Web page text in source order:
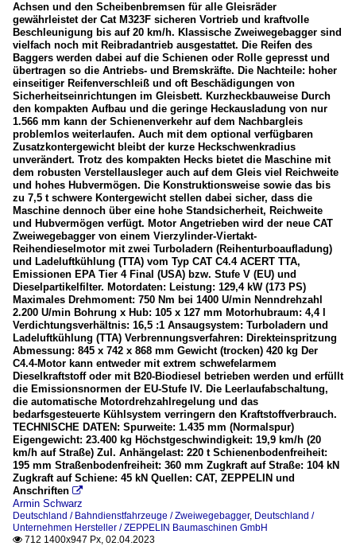
Achsen und den Scheibenbremsen für alle Gleisräder
gewährleistet der Cat M323F sicheren Vortrieb und kraftvolle
Beschleunigung bis auf 20 km/h. Klassische Zweiwegebagger sind
vielfach noch mit Reibradantrieb ausgestattet. Die Reifen des
Baggers werden dabei auf die Schienen oder Rolle gepresst und
übertragen so die Antriebs- und Bremskräfte. Die Nachteile: hoher
einseitiger Reifenverschleiß und oft Beschädigungen von
Sicherheitseinrichtungen im Gleisbett. Kurzheckbauweise Durch
den kompakten Aufbau und die geringe Heckausladung von nur
1.566 mm kann der Schienenverkehr auf dem Nachbargleis
problemlos weiterlaufen. Auch mit dem optional verfügbaren
Zusatzkontergewicht bleibt der kurze Heckschwenkradius
unverändert. Trotz des kompakten Hecks bietet die Maschine mit
dem robusten Verstellausleger auch auf dem Gleis viel Reichweite
und hohes Hubvermögen. Die Konstruktionsweise sowie das bis
zu 7,5 t schwere Kontergewicht stellen dabei sicher, dass die
Maschine dennoch über eine hohe Standsicherheit, Reichweite
und Hubvermögen verfügt. Motor Angetrieben wird der neue CAT
Zweiwegebagger von einem Vierzylinder-Viertakt-
Reihendieselmotor mit zwei Turboladern (Reihenturboaufladung)
und Ladeluftkühlung (TTA) vom Typ CAT C4.4 ACERT TTA,
Emissionen EPA Tier 4 Final (USA) bzw. Stufe V (EU) und
Dieselpartikelfilter. Motordaten: Leistung: 129,4 kW (173 PS)
Maximales Drehmoment: 750 Nm bei 1400 U/min Nenndrehzahl
2.200 U/min Bohrung x Hub: 105 x 127 mm Motorhubraum: 4,4 l
Verdichtungsverhältnis: 16,5 :1 Ansaugsystem: Turboladern und
Ladeluftkühlung (TTA) Verbrennungsverfahren: Direkteinspritzung
Abmessung: 845 x 742 x 868 mm Gewicht (trocken) 420 kg Der
C4.4-Motor kann entweder mit extrem schwefelarmem
Dieselkraftstoff oder mit B20-Biodiesel betrieben werden und erfüllt
die Emissionsnormen der EU-Stufe IV. Die Leerlaufabschaltung,
die automatische Motordrehzahlregelung und das
bedarfsgesteuerte Kühlsystem verringern den Kraftstoffverbrauch.
TECHNISCHE DATEN: Spurweite: 1.435 mm (Normalspur)
Eigengewicht: 23.400 kg Höchstgeschwindigkeit: 19,9 km/h (20
km/h auf Straße) Zul. Anhängelast: 220 t Schienenbodenfreiheit:
195 mm Straßenbodenfreiheit: 360 mm Zugkraft auf Straße: 104 kN
Zugkraft auf Schiene: 45 kN Quellen: CAT, ZEPPELIN und
Anschriften 
Armin Schwarz
Deutschland / Bahndienstfahrzeuge / Zweiwegebagger, Deutschland /
Unternehmen Hersteller / ZEPPELIN Baumaschinen GmbH
 712 1400x947 Px, 02.04.2023